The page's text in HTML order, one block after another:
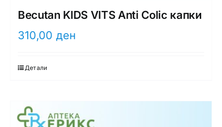
Becutan KIDS VITS Anti Colic капки
310,00 ден
Детали